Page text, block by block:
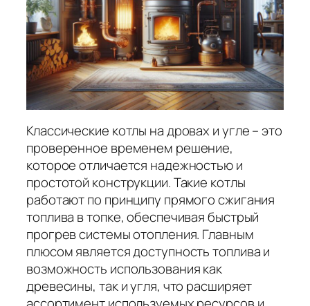
Классические котлы на дровах и угле – это
проверенное временем решение,
которое отличается надежностью и
простотой конструкции. Такие котлы
работают по принципу прямого сжигания
топлива в топке, обеспечивая быстрый
прогрев системы отопления. Главным
плюсом является доступность топлива и
возможность использования как
древесины, так и угля, что расширяет